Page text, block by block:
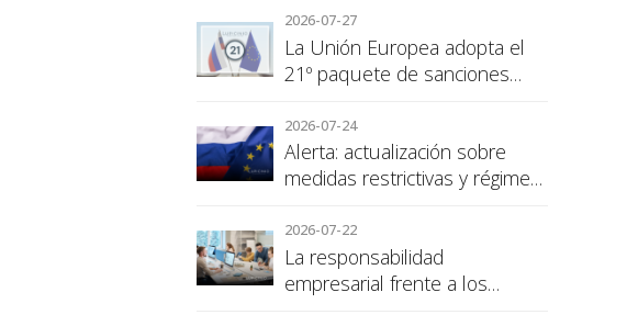
para el consumidor
2026-07-27
La Unión Europea adopta el
21º paquete de sanciones
2026-07-24
Alerta: actualización sobre
medidas restrictivas y régimen
2026-07-22
La responsabilidad
empresarial frente a los